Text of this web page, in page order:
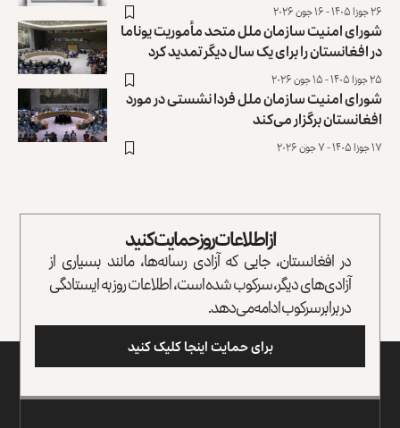
۲۶ جوزا ۱۴۰۵ - ۱۶ جون ۲۰۲۶
شورای امنیت سازمان ملل متحد مأموریت یوناما
در افغانستان را برای یک سال دیگر تمدید کرد
۲۵ جوزا ۱۴۰۵ - ۱۵ جون ۲۰۲۶
شورای امنیت سازمان ملل فردا نشستی در مورد
افغانستان برگزار می‌‎کند
۱۷ جوزا ۱۴۰۵ - ۷ جون ۲۰۲۶
از اطلاعات روز حمایت کنید
در افغانستان، جایی که آزادی رسانه‌ها، مانند بسیاری از
آزادی‌های دیگر، سرکوب شده است، اطلاعات روز به ایستادگی
در برابر سرکوب ادامه می‌دهد.
برای حمایت اینجا کلیک کنید